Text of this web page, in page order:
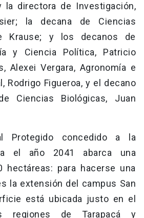
la directora de Investigación,
la decana de Ciencias
Krause; y los decanos de
y Ciencia Política, Patricio
Alexei Vergara, Agronomía e
Rodrigo Figueroa, y el decano
Ciencias Biológicas, Juan
Protegido concedido a la
el año 2041 abarca una
hectáreas: para hacerse una
la extensión del campus San
está ubicada justo en el
regiones de Tarapacá y